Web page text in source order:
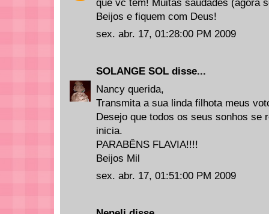
que vc tem! Muitas saudades (agora
Beijos e fiquem com Deus!
sex. abr. 17, 01:28:00 PM 2009
SOLANGE SOL disse...
Nancy querida,
Transmita a sua linda filhota meus
Desejo que todos os seus sonhos se
inicia.
PARABÊNS FLAVIA!!!!
Beijos Mil
sex. abr. 17, 01:51:00 PM 2009